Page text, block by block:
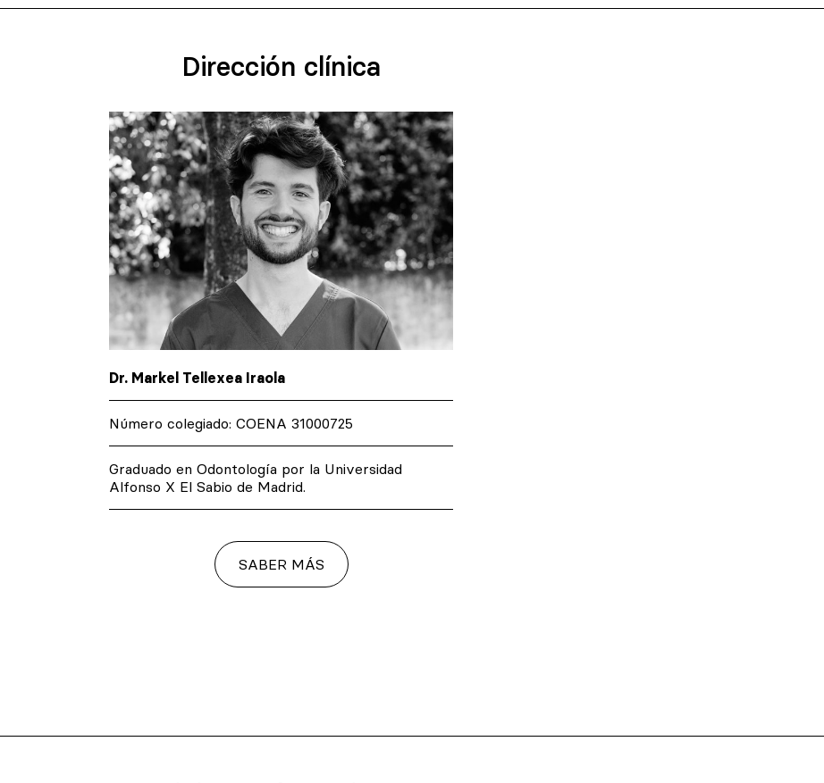
Dirección clínica
Dr. Markel Tellexea Iraola
Número colegiado: COENA 31000725
Graduado en Odontología por la Universidad
Alfonso X El Sabio de Madrid.
SABER MÁS